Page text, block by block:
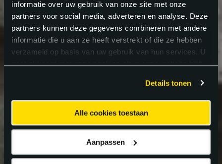
informatie over uw gebruik van onze site met onze
partners voor social media, adverteren en analyse. Deze
partners kunnen deze gegevens combineren met andere
informatie die u aan ze heeft verstrekt of die ze hebben
verzameld op basis van uw gebruik van hun services. U
gaat akkoord met onze cookies als u onze website blijft
Details tonen
Alle cookies toestaan
Aanpassen